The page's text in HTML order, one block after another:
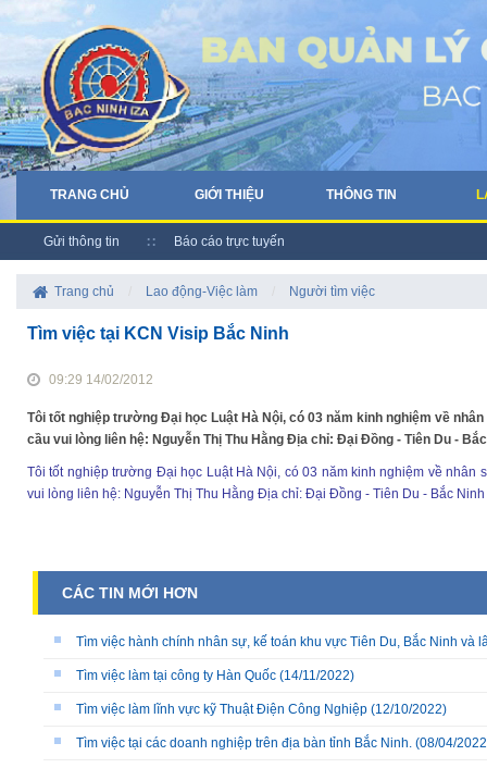
TRANG CHỦ GIỚI THIỆU THÔNG TIN
Gửi thông tin Báo cáo trực tuyến
Trang chủ Lao động-Việc làm Người tìm việc
Tìm việc tại KCN Visip Bắc Ninh
09:29 14/02/2012
Tôi tốt nghiệp trường Đại học Luật Hà Nội, có 03 năm kinh nghiệm về
cầu vui lòng liên hệ: Nguyễn Thị Thu Hằng Địa chỉ: Đại Đồng - Tiên Du -
Tôi tốt nghiệp trường Đại học Luật Hà Nội, có 03 năm kinh nghiệm về nhân
vui lòng liên hệ: Nguyễn Thị Thu Hằng Địa chỉ: Đại Đồng - Tiên Du - Bắc
CÁC TIN MỚI HƠN
Tìm việc hành chính nhân sự, kế toán khu vực Tiên Du, Bắc Ninh và
Tìm việc làm tại công ty Hàn Quốc (14/11/2022)
Tìm việc làm lĩnh vực kỹ Thuật Điện Công Nghiệp (12/10/2022)
Tìm việc tại các doanh nghiệp trên địa bàn tỉnh Bắc Ninh. (08/04/